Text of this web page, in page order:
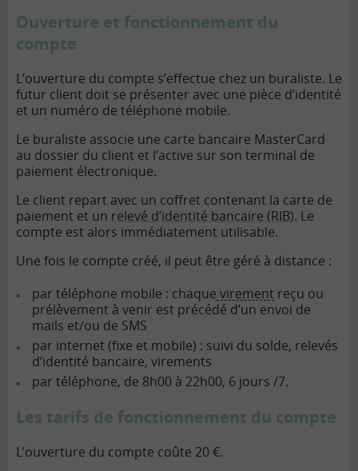
Ouverture et fonctionnement du
compte
L’ouverture du compte s’effectue chez un buraliste. Le
futur client doit se présenter avec une pièce d’identité
et un numéro de téléphone mobile.
Le buraliste associe une carte bancaire MasterCard
au dossier du client et l’active sur son terminal de
paiement électronique.
Le client repart avec un coffret contenant la carte de
paiement et un relevé d’identité bancaire (RIB). Le
compte est alors immédiatement utilisable.
Une fois le compte créé, il peut être géré à distance :
par téléphone mobile : chaque virement reçu ou
prélèvement à venir est précédé d’un envoi de
mails et/ou de SMS
par internet (fixe et mobile) : suivi du solde, relevés
d’identité bancaire, virements
par téléphone, de 8h00 à 22h00, 6 jours /7.
Les tarifs de fonctionnement du compte
L’ouverture du compte coûte 20 €.